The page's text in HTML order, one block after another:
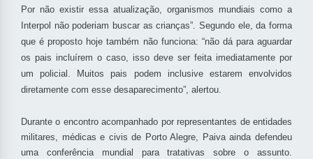
Por não existir essa atualização, organismos mundiais como a
Interpol não poderiam buscar as crianças”. Segundo ele, da forma
que é proposto hoje também não funciona: “não dá para aguardar
os pais incluírem o caso, isso deve ser feita imediatamente por
um policial. Muitos pais podem inclusive estarem envolvidos
diretamente com esse desaparecimento”, alertou.
Durante o encontro acompanhado por representantes de entidades
militares, médicas e civis de Porto Alegre, Paiva ainda defendeu
uma conferência mundial para tratativas sobre o assunto.